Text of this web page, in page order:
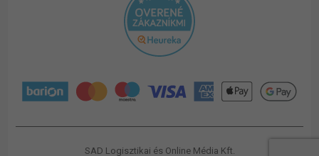
SAD Logisztikai és Online Média Kft.